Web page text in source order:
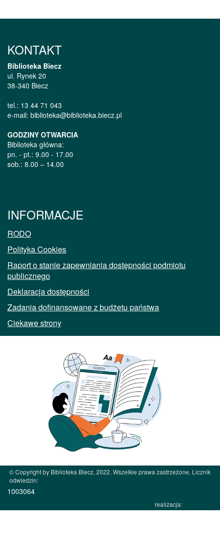
KONTAKT
Biblioteka Biecz
ul. Rynek 20
38-340 Biecz
tel.: 13 44 71 043
e-mail: biblioteka@biblioteka.biecz.pl
GODZINY OTWARCIA
Biblioteka główna:
pn. - pt.: 9.00 - 17.00
sob.: 8.00 – 14.00
INFORMACJE
RODO
Polityka Cookies
Raport o stanie zapewniania dostępności podmiotu
publicznego
Deklaracja dostępności
Zadania dofinansowane z budżetu państwa
Ciekawe strony
© Copyright by Biblioteka Biecz, 2022. Wszelkie prawa zastrzeżone, Licznik
odwiedzin:
1003064
realizacja: